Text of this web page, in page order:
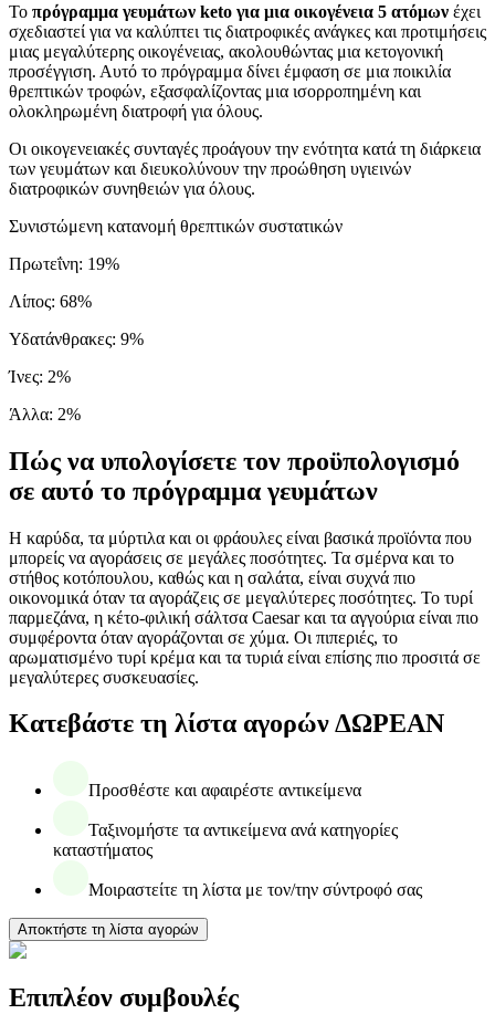
Το πρόγραμμα γευμάτων keto για μια οικογένεια 5 ατόμων έχει
σχεδιαστεί για να καλύπτει τις διατροφικές ανάγκες και προτιμήσεις
μιας μεγαλύτερης οικογένειας, ακολουθώντας μια κετογονική
προσέγγιση. Αυτό το πρόγραμμα δίνει έμφαση σε μια ποικιλία
θρεπτικών τροφών, εξασφαλίζοντας μια ισορροπημένη και
ολοκληρωμένη διατροφή για όλους.
Οι οικογενειακές συνταγές προάγουν την ενότητα κατά τη διάρκεια
των γευμάτων και διευκολύνουν την προώθηση υγιεινών
διατροφικών συνηθειών για όλους.
Συνιστώμενη κατανομή θρεπτικών συστατικών
Πρωτεΐνη: 19%
Λίπος: 68%
Υδατάνθρακες: 9%
Ίνες: 2%
Άλλα: 2%
Πώς να υπολογίσετε τον προϋπολογισμό
σε αυτό το πρόγραμμα γευμάτων
Η καρύδα, τα μύρτιλα και οι φράουλες είναι βασικά προϊόντα που
μπορείς να αγοράσεις σε μεγάλες ποσότητες. Τα σμέρνα και το
στήθος κοτόπουλου, καθώς και η σαλάτα, είναι συχνά πιο
οικονομικά όταν τα αγοράζεις σε μεγαλύτερες ποσότητες. Το τυρί
παρμεζάνα, η κέτο-φιλική σάλτσα Caesar και τα αγγούρια είναι πιο
συμφέροντα όταν αγοράζονται σε χύμα. Οι πιπεριές, το
αρωματισμένο τυρί κρέμα και τα τυριά είναι επίσης πιο προσιτά σε
μεγαλύτερες συσκευασίες.
Κατεβάστε τη λίστα αγορών ΔΩΡΕΑΝ
Προσθέστε και αφαιρέστε αντικείμενα
Ταξινομήστε τα αντικείμενα ανά κατηγορίες
καταστήματος
Μοιραστείτε τη λίστα με τον/την σύντροφό σας
Αποκτήστε τη λίστα αγορών
Επιπλέον συμβουλές